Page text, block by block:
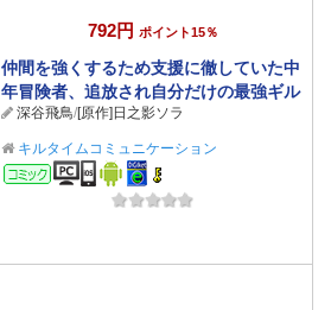
792円 ポイント15％
仲間を強くするため支援に徹していた中
年冒険者、追放され自分だけの最強ギル
ドを作る 1
深谷飛鳥/[原作]日之影ソラ
キルタイムコミュニケーション
コミック